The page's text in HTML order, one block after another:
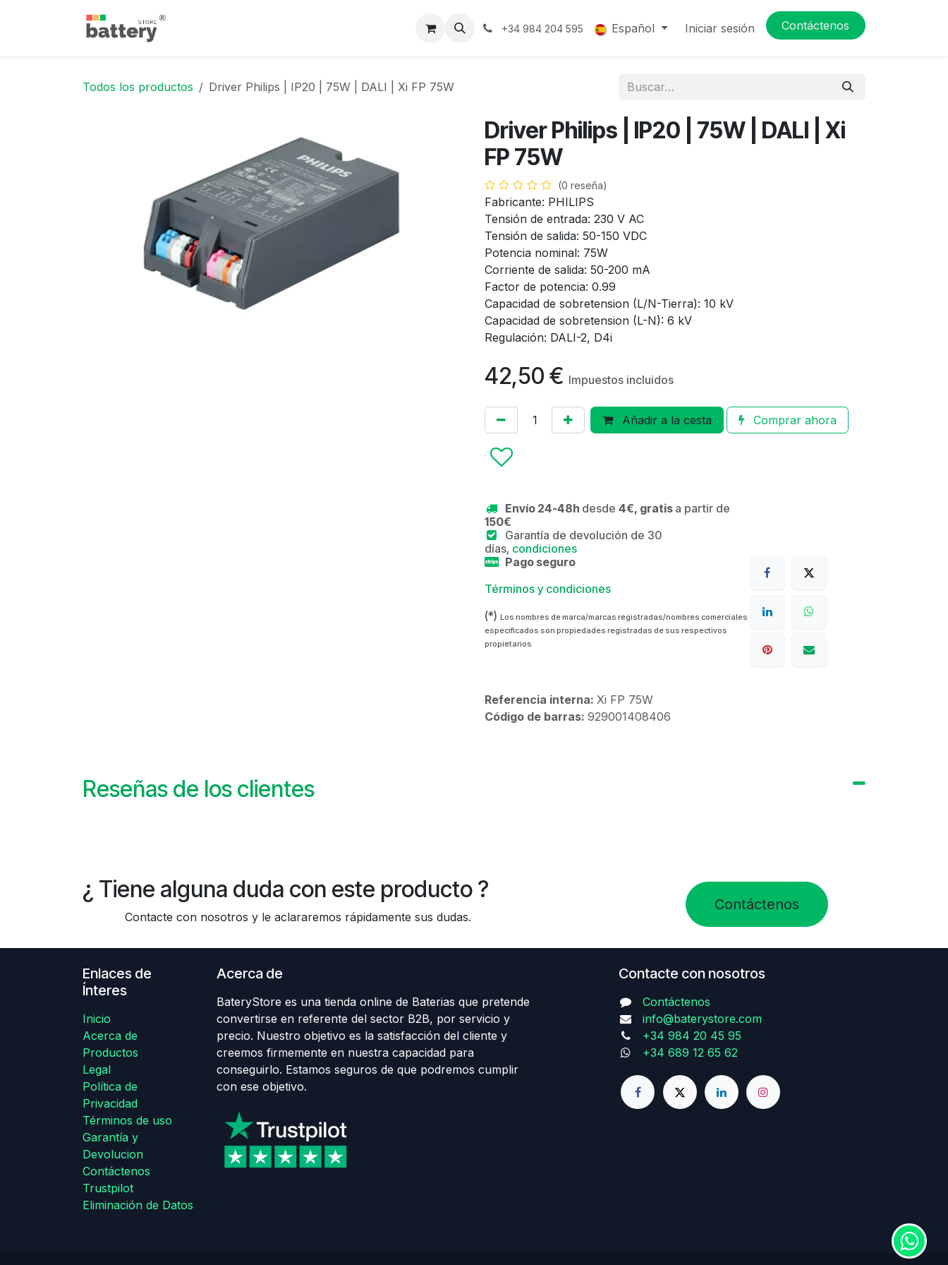
+34 984 204 595 Español Iniciar sesión Contáctenos
Todos los productos Driver Philips | IP20 | 75W | DALI | Xi FP 75W
Driver Philips | IP20 | 75W | DALI | Xi
FP 75W
(0 reseña)
Fabricante: PHILIPS
Tensión de entrada: 230 V AC
Tensión de salida: 50-150 VDC
Potencia nominal: 75W
Corriente de salida: 50-200 mA
Factor de potencia: 0.99
Capacidad de sobretension (L/N-Tierra): 10 kV
Capacidad de sobretension (L-N): 6 kV
Regulación: DALI-2, D4i
42,50 € Impuestos incluidos
Añadir a la cesta Comprar ahora
Envío 24-48h desde 4€, gratis a partir de
150€
Garantía de devolución de 30
días, condiciones
Pago seguro
Términos y condiciones
(*) Los nombres de marca/marcas registradas/nombres comerciales
especificados son propiedades registradas de sus respectivos
propietarios
Referencia interna: Xi FP 75W
Código de barras: 929001408406
Reseñas de los clientes
¿ Tiene alguna duda con este producto ?
Contacte con nosotros y le aclararemos rápidamente sus dudas.
Contáctenos
Enlaces de
Ínteres
Inicio
Acerca de
Productos
Legal
Política de
Privacidad
Términos de uso
Garantía y
Devolucion
Contáctenos
Trustpilot
Eliminación de Datos
Acerca de
BateryStore es una tienda online de Baterias que pretende
convertirse en referente del sector B2B, por servicio y
precio. Nuestro objetivo es la satisfacción del cliente y
creemos firmemente en nuestra capacidad para
conseguirlo. Estamos seguros de que podremos cumplir
con ese objetivo.
Contacte con nosotros
Contáctenos
info@baterystore.com
+34 984 20 45 95
+34 689 12 65 62